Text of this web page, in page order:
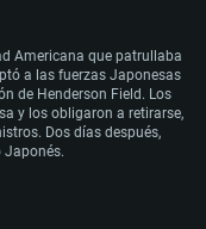
AMD Radeon 77XX / NVIDIA
el juego es 720p.
es compatible)
AMD/Nvidia para Mac. La
soporte Metal.
de 64 bits
propios (no más de 6
(no más de 6 meses; la
soporte Vulkan.
Americana que patrullaba
a las fuerzas Japonesas
de Henderson Field. Los
y los obligaron a retirarse,
Dos días después,
Japonés.